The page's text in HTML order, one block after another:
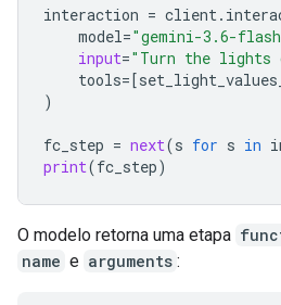
interaction = client.
model="gemini-3.6-
input="Turn the lights
tools= [
)
fc_step = next(s for s in
print(fc_step)
O modelo retorna uma etapa
name e arguments :